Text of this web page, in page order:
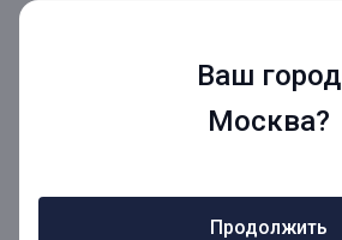
Ваш город
Москва?
Продолжить
Уважаемые клиенты и партнеры,
Изменения в режиме